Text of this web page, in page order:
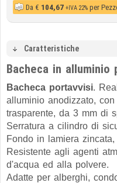
Da € 104,67 +IVA 22% per
Caratteristiche
Bacheca in alluminio
Bacheca portavvisi.
alluminio anodizzato,
trasparente, da 3 mm di
Serratura a cilindro di
Fondo in lamiera
Resistente agli agenti
d'acqua ed alla polvere.
Adatte per alberghi,